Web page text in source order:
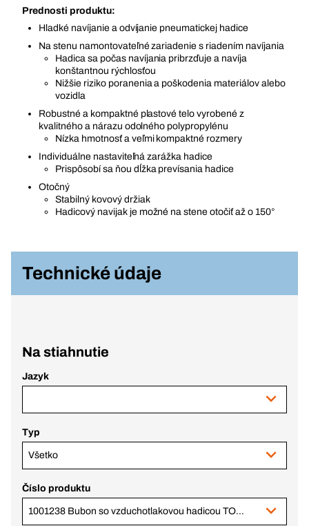
Prednosti produktu:
Hladké navíjanie a odvíjanie pneumatickej hadice
Na stenu namontovateľné zariadenie s riadením navíjania
Hadica sa počas navíjania pribrzďuje a navíja
konštantnou rýchlosťou
Nižšie riziko poranenia a poškodenia materiálov alebo
vozidla
Robustné a kompaktné plastové telo vyrobené z
kvalitného a nárazu odolného polypropylénu
Nízka hmotnosť a veľmi kompaktné rozmery
Individuálne nastaviteľná zarážka hadice
Prispôsobí sa ňou dĺžka prevísania hadice
Otočný
Stabilný kovový držiak
Hadicový navijak je možné na stene otočiť až o 150°
Technické údaje
Na stiahnutie
Jazyk
Typ
Všetko
Číslo produktu
1001238 Bubon so vzduchotlakovou hadicou TOPline+